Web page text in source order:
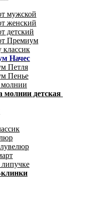
мужской
женский
детский
Премиум
классик
Начес
Петля
Пенье
молнии
молнии детская
липучке
клинки